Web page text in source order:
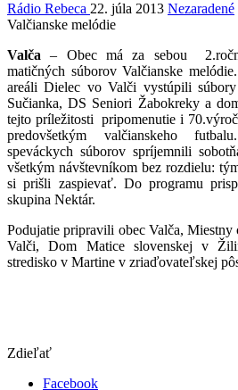
Rádio Rebeca 22. júla 2013 Nezaradené
Valčianske melódie
Valča – Obec má za sebou
matičných súborov Valčianske
areáli Dielec vo Valči vystúpili súbory
Sučianka, DS Seniori Žabokreky a
tejto príležitosti pripomenutie i
predovšetkým valčianskeho
speváckych súborov spríjemnili
všetkým návštevníkom bez rozdielu:
si prišli zaspievať. Do programu
skupina Nektár.
Podujatie pripravili obec Valča,
Valči, Dom Matice slovenskej v
stredisko v Martine v zriaďovateľskej
Zdieľať
Facebook